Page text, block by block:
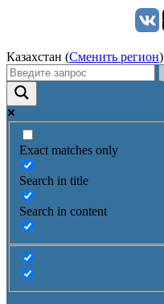
Казахстан (Сменить регион)
Exact matches only
Search in title
Search in content